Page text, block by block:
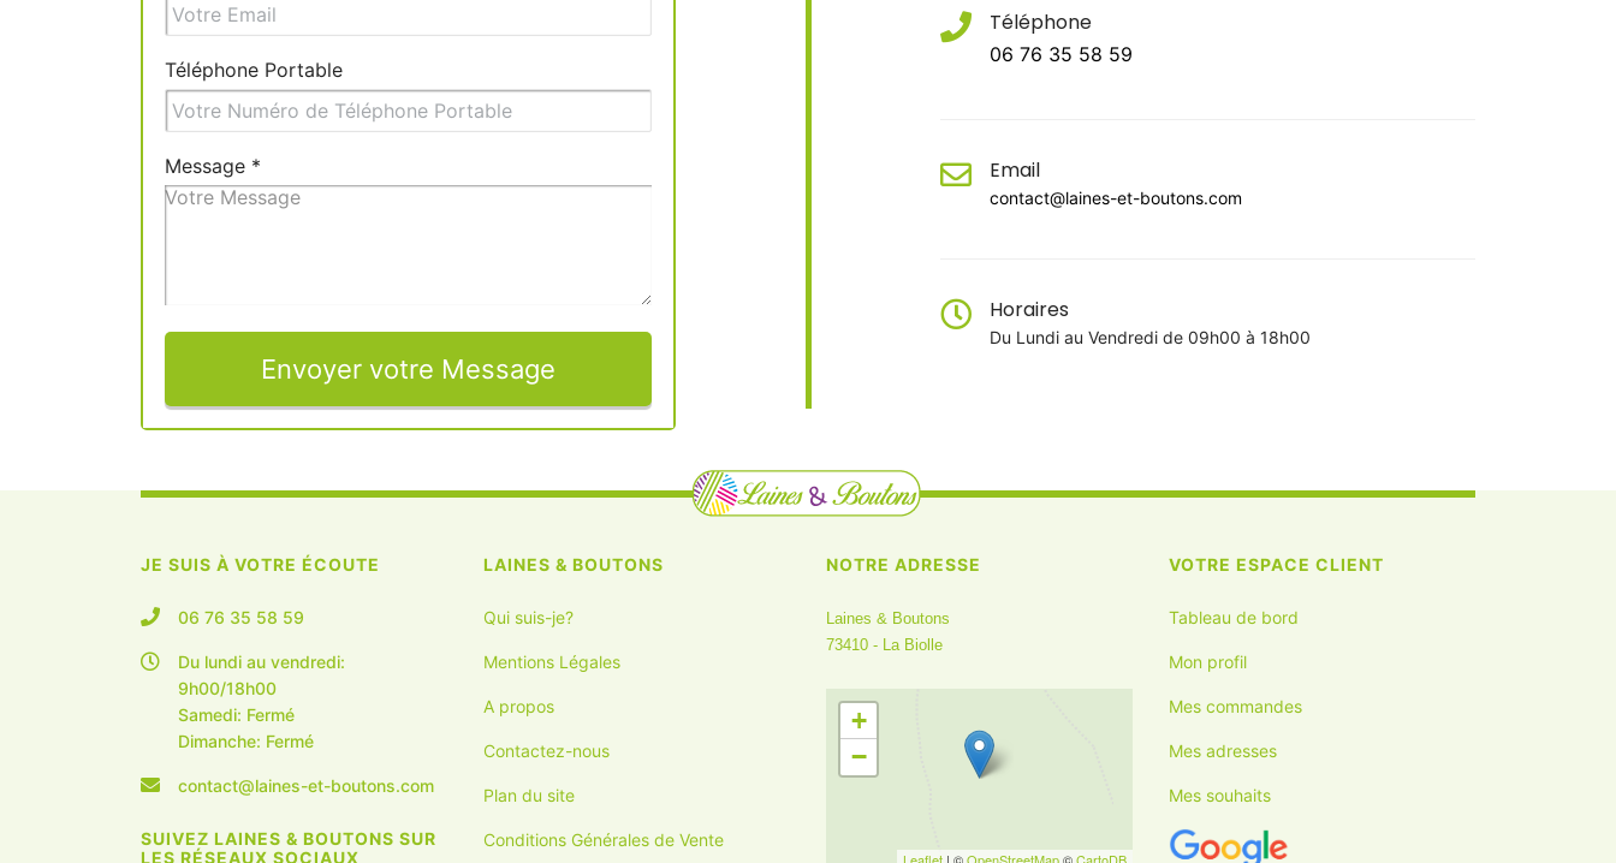
Téléphone Portable
Message *
Envoyer votre Message
Téléphone
06 76 35 58 59
Email
contact@laines-et-boutons.com
Horaires
Du Lundi au Vendredi de 09h00 à 18h00
JE SUIS À VOTRE ÉCOUTE
06 76 35 58 59
Du lundi au vendredi:
9h00/18h00
Samedi: Fermé
Dimanche: Fermé
contact@laines-et-boutons.com
SUIVEZ LAINES & BOUTONS SUR
LES RÉSEAUX SOCIAUX
LAINES & BOUTONS
Qui suis-je?
Mentions Légales
A propos
Contactez-nous
Plan du site
Conditions Générales de Vente
NOTRE ADRESSE
Laines & Boutons
73410 - La Biolle
+
−
VOTRE ESPACE CLIENT
Tableau de bord
Mon profil
Mes commandes
Mes adresses
Mes souhaits